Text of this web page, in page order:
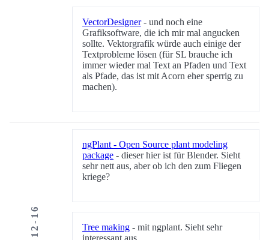
VectorDesigner- und noch eine
Grafiksoftware, die ich mir mal angucken
sollte. Vektorgrafik würde auch einige der
Textprobleme lösen (für SL brauche ich
immer wieder mal Text an Pfaden und Text
als Pfade, das ist mit Acorn eher sperrig zu
machen).
ngPlant - Open Source plant modeling
package - dieser hier ist für Blender. Sieht
sehr nett aus, aber ob ich den zum Fliegen
kriege?
Tree making - mit ngplant. Sieht sehr